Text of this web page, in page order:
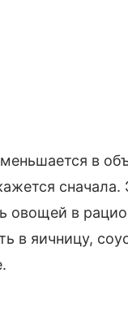
в
овощей в
в яичницу,